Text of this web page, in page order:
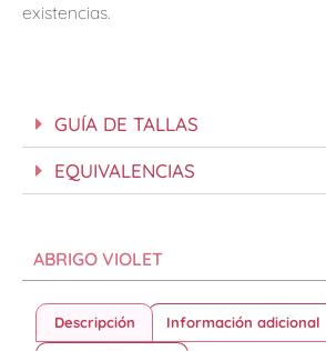
existencias.
GUÍA DE TALLAS
EQUIVALENCIAS
ABRIGO VIOLET
Descripción Información adicional